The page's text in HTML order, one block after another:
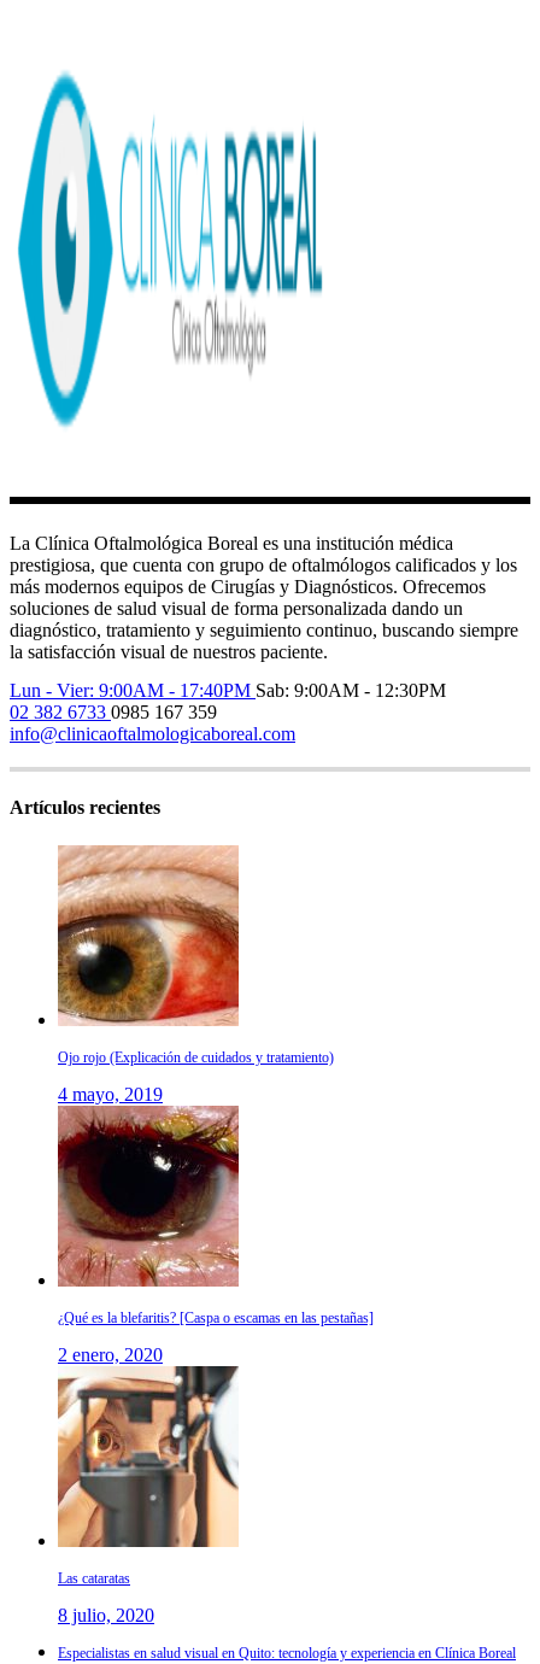
La Clínica Oftalmológica Boreal es una institución médica
prestigiosa, que cuenta con grupo de oftalmólogos calificados y los
más modernos equipos de Cirugías y Diagnósticos. Ofrecemos
soluciones de salud visual de forma personalizada dando un
diagnóstico, tratamiento y seguimiento continuo, buscando siempre
la satisfacción visual de nuestros paciente.
Lun - Vier: 9:00AM - 17:40PM Sab: 9:00AM - 12:30PM
02 382 6733 0985 167 359
info@clinicaoftalmologicaboreal.com
Artículos recientes
Ojo rojo (Explicación de cuidados y tratamiento)
4 mayo, 2019
¿Qué es la blefaritis? [Caspa o escamas en las pestañas]
2 enero, 2020
Las cataratas
8 julio, 2020
Especialistas en salud visual en Quito: tecnología y experiencia en Clínica Boreal